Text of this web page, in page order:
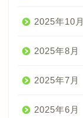
2025年10月
2025年8月
2025年7月
2025年6月